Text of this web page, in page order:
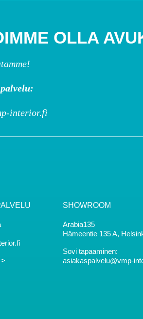
OLLA
interior.fi
SHOWROOM
Arabia135
Hämeentie 135 A,
Sovi tapaaminen:
asiakaspalvelu@vmp-